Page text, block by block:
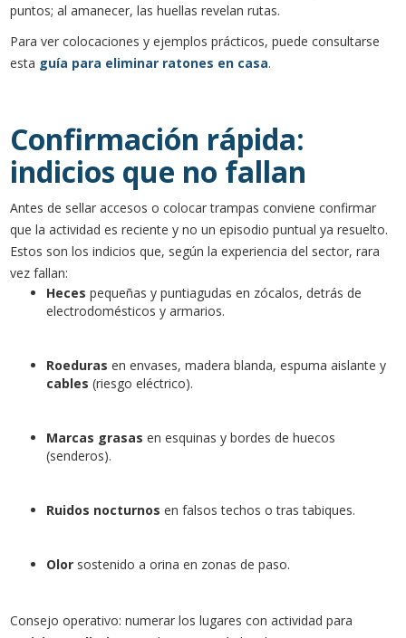
puntos; al amanecer, las huellas revelan rutas.
Para ver colocaciones y ejemplos prácticos, puede consultarse
esta guía para eliminar ratones en casa.
Confirmación rápida:
indicios que no fallan
Antes de sellar accesos o colocar trampas conviene confirmar
que la actividad es reciente y no un episodio puntual ya resuelto.
Estos son los indicios que, según la experiencia del sector, rara
vez fallan:
Heces pequeñas y puntiagudas en zócalos, detrás de
electrodomésticos y armarios.
Roeduras en envases, madera blanda, espuma aislante y
cables (riesgo eléctrico).
Marcas grasas en esquinas y bordes de huecos
(senderos).
Ruidos nocturnos en falsos techos o tras tabiques.
Olor sostenido a orina en zonas de paso.
Consejo operativo: numerar los lugares con actividad para